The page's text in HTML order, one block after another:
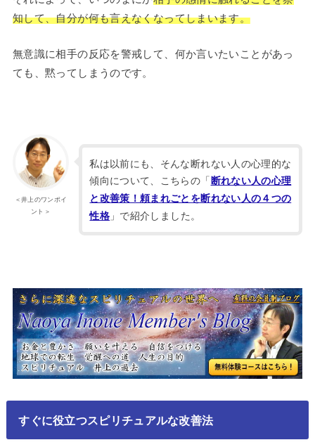
知して、自分が何も言えなくなってしまいます。
無意識に相手の反応を警戒して、何か言いたいことがあっ
ても、黙ってしまうのです。
＜井上のワンポイ
ント＞
私は以前にも、そんな断れない人の心理的な
傾向について、こちらの「断れない人の心理
と改善策！頼まれごとを断れない人の４つの
性格 」で紹介しました。
すぐに役立つスピリチュアルな改善法